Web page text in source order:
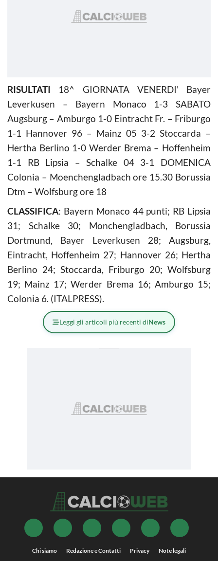
RISULTATI 18^ GIORNATA VENERDI’ Bayer
Leverkusen – Bayern Monaco 1-3 SABATO
Augsburg – Amburgo 1-0 Eintracht Fr. – Friburgo
1-1 Hannover 96 – Mainz 05 3-2 Stoccarda –
Hertha Berlino 1-0 Werder Brema – Hoffenheim
1-1 RB Lipsia – Schalke 04 3-1 DOMENICA
Colonia – Moenchengladbach ore 15.30 Borussia
Dtm – Wolfsburg ore 18
CLASSIFICA: Bayern Monaco 44 punti; RB Lipsia
31; Schalke 30; Monchengladbach, Borussia
Dortmund, Bayer Leverkusen 28; Augsburg,
Eintracht, Hoffenheim 27; Hannover 26; Hertha
Berlino 24; Stoccarda, Friburgo 20; Wolfsburg
19; Mainz 17; Werder Brema 16; Amburgo 15;
Colonia 6. (ITALPRESS).
Leggi gli articoli più recenti diNews
Chi siamo Redazione e Contatti Privacy Note legali